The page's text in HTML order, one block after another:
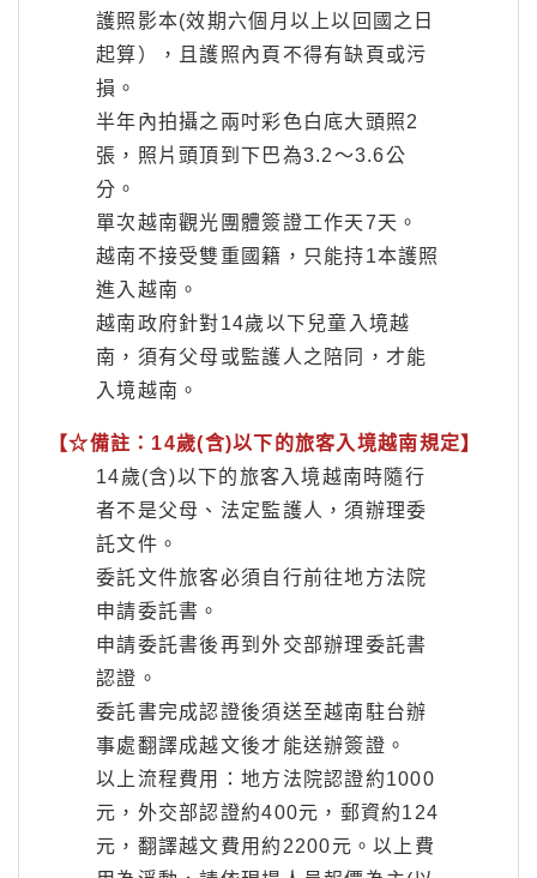
護照影本(效期六個月以上以回國之日
起算），且護照內頁不得有缺頁或污
損。
半年內拍攝之兩吋彩色白底大頭照2
張，照片頭頂到下巴為3.2～3.6公
分。
單次越南觀光團體簽證工作天7天。
越南不接受雙重國籍，只能持1本護照
進入越南。
越南政府針對14歲以下兒童入境越
南，須有父母或監護人之陪同，才能
入境越南。
【☆備註：14歲(含)以下的旅客入境越南規定】
14歲(含)以下的旅客入境越南時隨行
者不是父母、法定監護人，須辦理委
託文件。
委託文件旅客必須自行前往地方法院
申請委託書。
申請委託書後再到外交部辦理委託書
認證。
委託書完成認證後須送至越南駐台辦
事處翻譯成越文後才能送辦簽證。
以上流程費用：地方法院認證約1000
元，外交部認證約400元，郵資約124
元，翻譯越文費用約2200元。以上費